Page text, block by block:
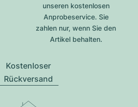
unseren kostenlosen
Anprobeservice. Sie
zahlen nur, wenn Sie den
Artikel behalten.
Kostenloser
Rückversand